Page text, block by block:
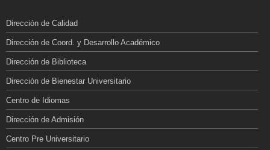
Dirección de Calidad
Dirección de Coord. y Desarrollo Académico
Dirección de Biblioteca
Dirección de Bienestar Universitario
Centro de Idiomas
Dirección de Admisión
Centro Pre Universitario